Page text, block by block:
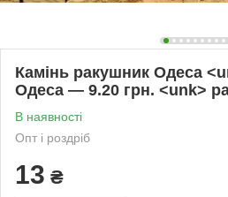
Камінь ракушник Одеса
Одеса — 9.20 грн. <unk>
В наявності
Опт і роздріб
13 ₴